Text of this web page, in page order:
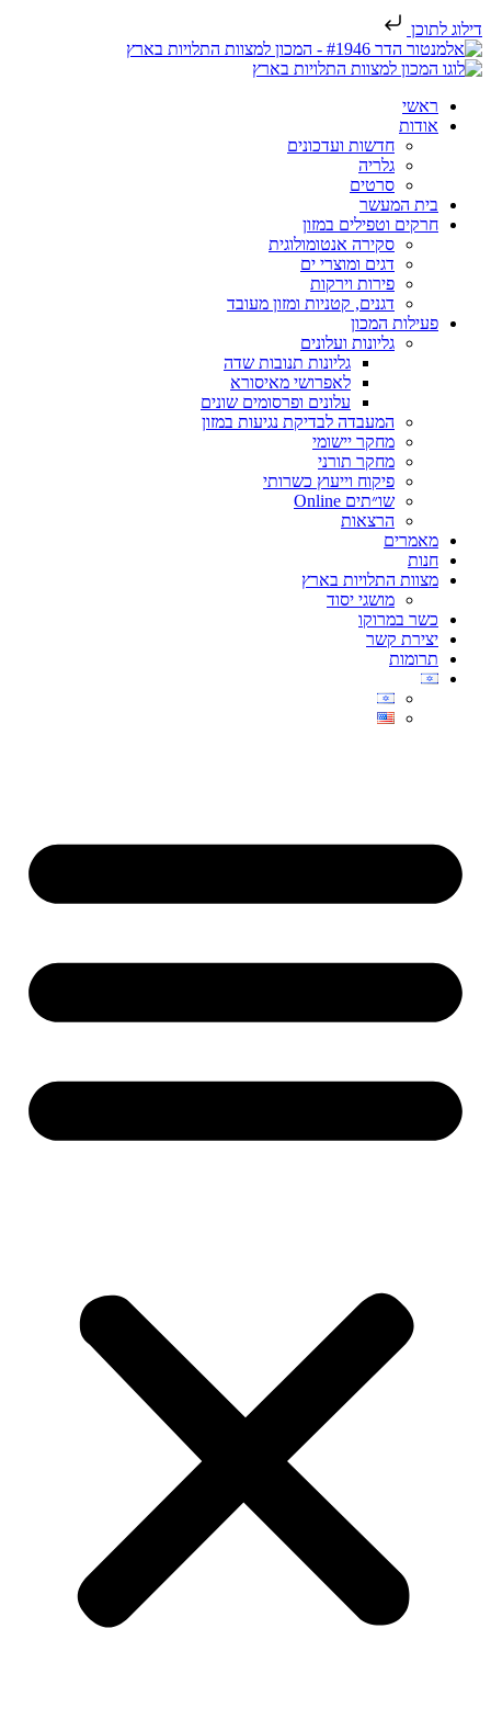
דילוג לתוכן
ראשי
אודות
חדשות ועדכונים
גלריה
סרטים
בית המעשר
חרקים וטפילים במזון
סקירה אנטומולוגית
דגים ומוצרי ים
פירות וירקות
דגנים, קטניות ומזון מעובד
פעילות המכון
גליונות ועלונים
גליונות תנובות שדה
לאפרושי מאיסורא
עלונים ופרסומים שונים
המעבדה לבדיקת נגיעות במזון
מחקר יישומי
מחקר תורני
פיקוח וייעוץ כשרותי
שו״תים Online
הרצאות
מאמרים
חנות
מצוות התלויות בארץ
מושגי יסוד
כשר במרוקו
יצירת קשר
תרומות